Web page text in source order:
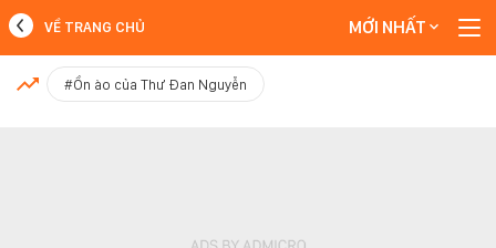
MỚI NHẤT
VỀ TRANG CHỦ MỚI NHẤT
#Ồn ào của Thư Đan Nguyễn